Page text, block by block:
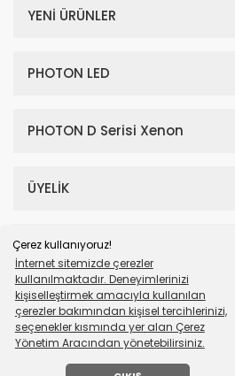
Çerez kullanıyoruz!
İnternet sitemizde çerezler
kullanılmaktadır. Deneyimlerinizi
kişiselleştirmek amacıyla kullanılan
çerezler bakımından kişisel tercihlerinizi,
seçenekler kısmında yer alan Çerez
Yönetim Aracından yönetebilirsiniz.
YENİ ÜRÜNLER
PHOTON LED
PHOTON D Serisi Xenon
ÜYELİK
SAYFALAR
HESABIM
© Tüm Hakları Saklıdır.